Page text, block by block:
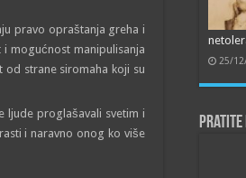
pravo opraštanja greha i
mogućnost manipulisanja
od strane siromaha koji su
ljude proglašavali svetim i
i naravno onog ko više
25/
Pratite